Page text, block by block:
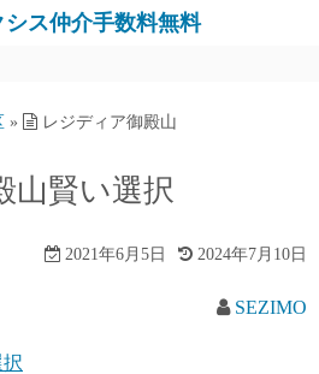
ス仲介手数料無料
» レジディア御殿山
山賢い選択
2021年6月5日 2024年7月10日
SEZIMO